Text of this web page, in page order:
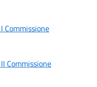
Commissione
Commissione